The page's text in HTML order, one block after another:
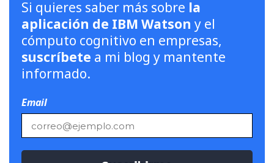
Si quieres saber más sobre la
aplicación de IBM Watson y el
cómputo cognitivo en empresas,
suscríbete a mi blog y mantente
informado.
Email